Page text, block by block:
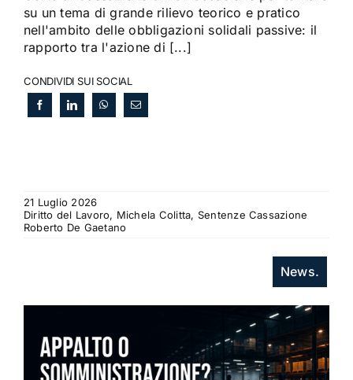
su un tema di grande rilievo teorico e pratico
nell'ambito delle obbligazioni solidali passive: il
rapporto tra l'azione di [...]
CONDIVIDI SUI SOCIAL
21 Luglio 2026
Diritto del Lavoro, Michela Colitta, Sentenze Cassazione
Roberto De Gaetano
News.